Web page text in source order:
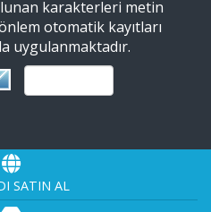
karakterleri metin
otomatik kayıtları
uygulanmaktadır.
SATIN AL